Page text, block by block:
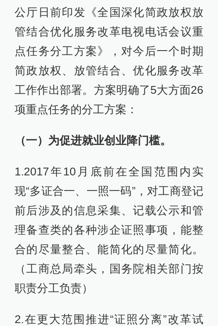
公厅日前印发《全国深化简政放权放
管结合优化服务改革电视电话会议重
点任务分工方案》，对今后一个时期
简政放权、放管结合、优化服务改革
工作作出部署。方案明确了5大方面26
项重点任务的分工方案：
（一）为促进就业创业降门槛。
1.2017年10月底前在全国范围内实
现“多证合一、一照一码”，对工商登记
前后涉及的信息采集、记载公示和管
理备查类的各种涉企证照事项，能整
合的尽量整合、能简化的尽量简化。
（工商总局牵头，国务院相关部门按
职责分工负责）
2.在更大范围推进“证照分离”改革试